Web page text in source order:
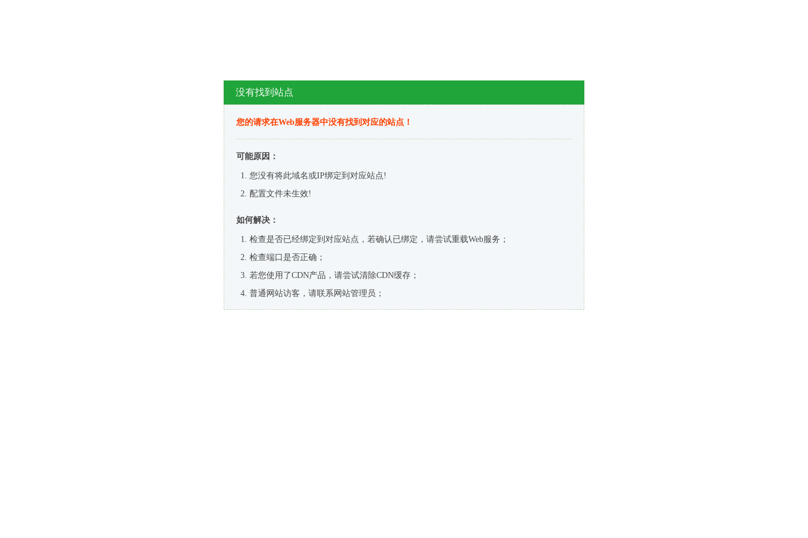
没有找到站点
您的请求在Web服务器中没有找到对应的站点！
可能原因：
您没有将此域名或IP绑定到对应站点!
配置文件未生效!
如何解决：
检查是否已经绑定到对应站点，若确认已绑定，请尝试重载Web服务；
检查端口是否正确；
若您使用了CDN产品，请尝试清除CDN缓存；
普通网站访客，请联系网站管理员；